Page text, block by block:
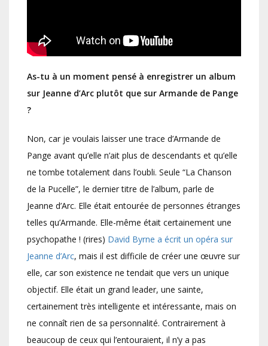
As-tu à un moment pensé à enregistrer un album
sur Jeanne d’Arc plutôt que sur Armande de Pange
?
Non, car je voulais laisser une trace d’Armande de
Pange avant qu’elle n’ait plus de descendants et qu’elle
ne tombe totalement dans l’oubli. Seule “La Chanson
de la Pucelle”, le dernier titre de l’album, parle de
Jeanne d’Arc. Elle était entourée de personnes étranges
telles qu’Armande. Elle-même était certainement une
psychopathe ! (rires) David Byrne a écrit un opéra sur
Jeanne d’Arc, mais il est difficile de créer une œuvre sur
elle, car son existence ne tendait que vers un unique
objectif. Elle était un grand leader, une sainte,
certainement très intelligente et intéressante, mais on
ne connaît rien de sa personnalité. Contrairement à
beaucoup de ceux qui l’entouraient, il n’y a pas